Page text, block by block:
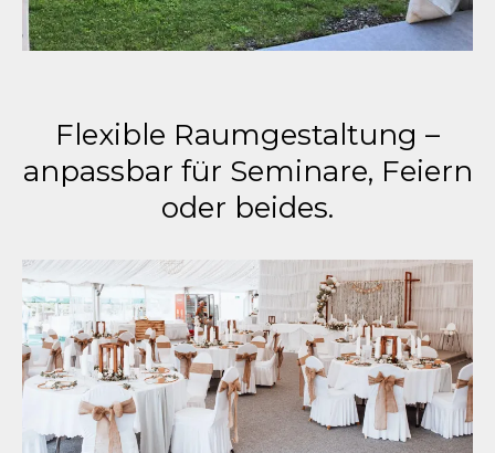
Flexible Raumgestaltung –
anpassbar für Seminare, Feiern
oder beides.